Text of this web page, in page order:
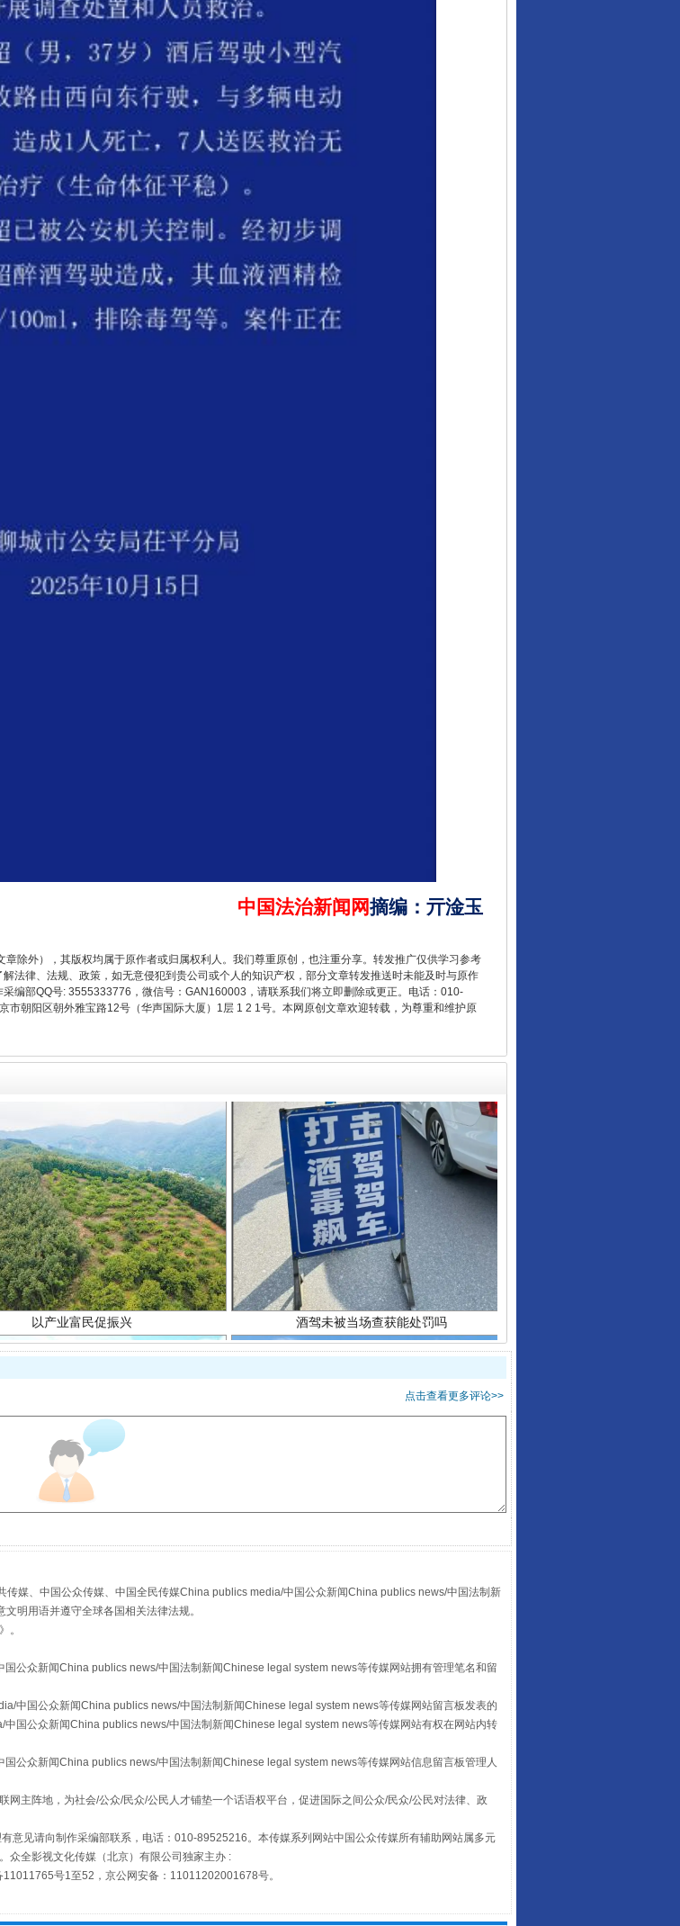
中国法治新闻网摘编 ： 亓淦玉
章除外），其版权均属于原作者或归属权利人。我们尊重原创，也注重分享。转发推广仅供学习参考
法律、法规、政策，如无意侵犯到贵公司或个人的知识产权，部分文章转发推送时未能及时与原作
编部QQ号: 3555333776，微信号：GAN160003，请联系我们将立即删除或更正。电话：010-
朝阳区朝外雅宝路12号（华声国际大厦）1层 1 2 1号。本网原创文章欢迎转载，为尊重和维护原
一批国家标准开始实施 从数据变化看反腐深化
以产业富民促振兴 酒驾未被当场查获能处罚吗
从幼儿园到大学，有这些资助
规模最大的光氢储一体化项目 走走走！国家喊你健身啦
点击查看更多评论>>
媒、中国公众传媒、中国全民传媒China publics media/中国公众新闻China publics news/中国法制新
明用语并遵守全球各国相关法律法规。
》。
公众新闻China publics news/中国法制新闻Chinese legal system news等传媒网站拥有管理笔名和留
中国公众新闻China publics news/中国法制新闻Chinese legal system news等传媒网站留言板发表的
国公众新闻China publics news/中国法制新闻Chinese legal system news等传媒网站有权在网站内转
公众新闻China publics news/中国法制新闻Chinese legal system news等传媒网站信息留言板管理人
主阵地，为社会/公众/民众/公民人才铺垫一个话语权平台，促进国际之间公众/民众/公民对法律、政
意见请向制作采编部联系，电话：010-89525216。本传媒系列网站中国公众传媒所有辅助网站属多元
众全影视文化传媒（北京）有限公司独家主办 :
号1至52，京公网安备：11011202001678号。